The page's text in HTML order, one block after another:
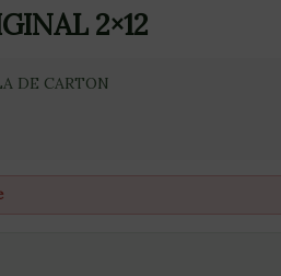
2×12
DE CARTON